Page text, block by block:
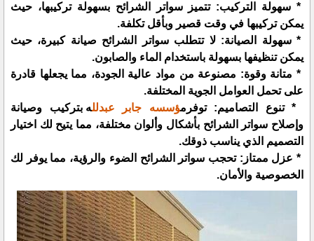
* سهولة التركيب: تتميز سواتر الشرائح بسهولة تركيبها، حيث
يمكن تركيبها في وقت قصير وبأقل تكلفة.
* سهولة الصيانة: لا تتطلب سواتر الشرائح صيانة كبيرة، حيث
يمكن تنظيفها بسهولة باستخدام الماء والصابون.
* متانة وقوة: مصنوعة من مواد عالية الجودة، مما يجعلها قادرة
على تحمل العوامل الجوية المختلفة.
* تنوع التصاميم: توفرمؤسسه جابر عبدلله بتركيب وصيانة
وإصلاح سواتر الشرائح بأشكال وألوان مختلفة، مما يتيح لك اختيار
التصميم الذي يناسب ذوقك.
* عزل ممتاز: تحجب سواتر الشرائح الضوء والرؤية، مما يوفر لك
الخصوصية والأمان.